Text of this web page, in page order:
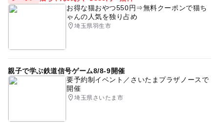
歳6か月以上のお子さま対象の託児サービスあり（有料・
要予約）。詳しくはホームページをご確認ください。
応募方法
残席がある場合のみ、当日券を販売いたします。
4歳未満対象の託児サービス有り(有料・要予約)
春休みスペシャル
お得な猫おやつ550円⇒無料クーポンで猫ち
ゃんの人気を独り占め
埼玉県羽生市
親子で学ぶ鉄道信号ゲーム8/8-9開催
要予約制イベント／さいたまプラザノースで
開催
埼玉県さいたま市